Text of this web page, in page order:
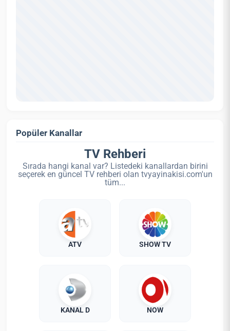
Popüler Kanallar
TV Rehberi
Sırada hangi kanal var? Listedeki kanallardan birini
seçerek en güncel TV rehberi olan tvyayinakisi.com'un
tüm...
ATV SHOW TV
KANAL D NOW